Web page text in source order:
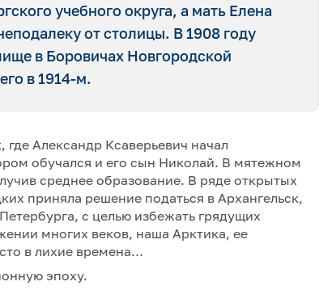
учебного округа, а мать Елена
от столицы. В 1908 году
в Боровичах Новгородской
в 1914-м.
где Александр Ксаверьевич начал
обучался и его сын Николай. В мятежном
среднее образование. В ряде открытых
приняла решение податься в Архангельск,
с целью избежать грядущих
многих веков, наша Арктика, ее
в лихие времена…
эпоху.